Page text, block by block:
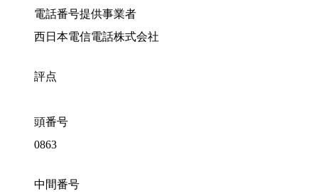
電話番号提供事業者
西日本電信電話株式会社
評点
頭番号
0863
中間番号